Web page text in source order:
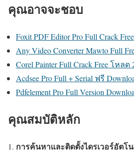
คุณอาจจะชอบ
Foxit PDF Editor Pro Full Crack
Any Video Converter Mawto Full
Corel Painter Full Crack Free โหลด
Acdsee Pro Full + Serial ฟรี
Pdfelement Pro Full Version
คุณสมบัติหลัก
การค้นหาและติดตั้งไดรเวอร์อัตโ